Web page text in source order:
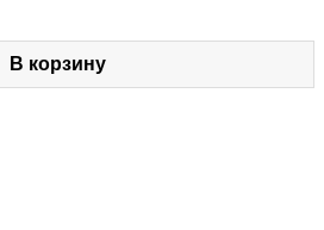
В корзину